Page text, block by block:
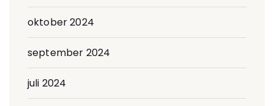
oktober 2024
september 2024
juli 2024